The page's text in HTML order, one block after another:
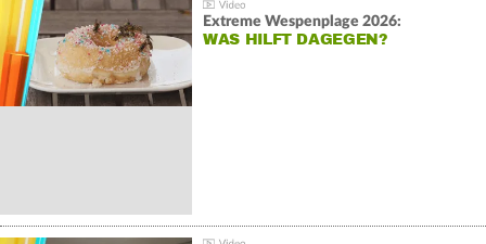
Extreme Wespenplage 2026:
WAS HILFT DAGEGEN?